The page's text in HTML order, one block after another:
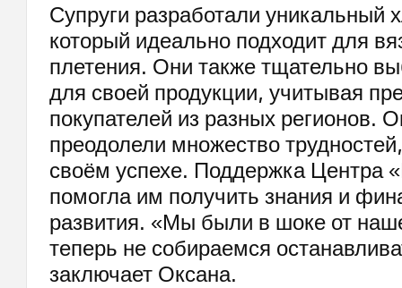
Супруги разработали уникальный
который идеально подходит для
плетения. Они также тщательно
для своей продукции, учитывая
покупателей из разных регионов.
преодолели множество
своём успехе. Поддержка Центра
помогла им получить знания и
развития. «Мы были в шоке от
теперь не собираемся
заключает Оксана.